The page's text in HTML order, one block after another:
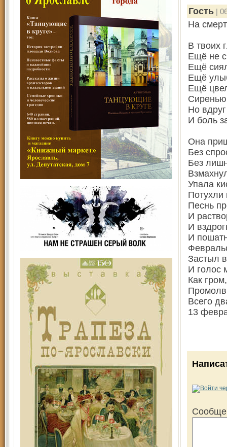
Гость |
На
В твоих
Ещё не
Ещё
Ещё
Ещё
Но
И боль
Она
Без
Без
Упала
Потухли
Песнь
И
И
И
Застыл
И голос
Как
Всего
13